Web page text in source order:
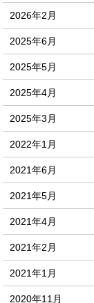
2026年2月
2025年6月
2025年5月
2025年4月
2025年3月
2022年1月
2021年6月
2021年5月
2021年4月
2021年2月
2021年1月
2020年11月